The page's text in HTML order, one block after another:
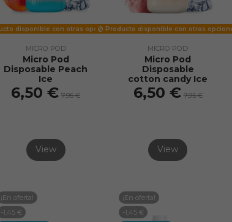
disponible con otras opciones
MICRO POD
Micro Pod
Disposable Peach
Ice
6,50 € 7,95 €
View
Producto disponible con otras
MICRO POD
Micro Pod
Disposable
cotton candy Ice
6,50 € 7,95 €
View
¡En oferta!
-1,45 €
¡En oferta!
-1,45 €